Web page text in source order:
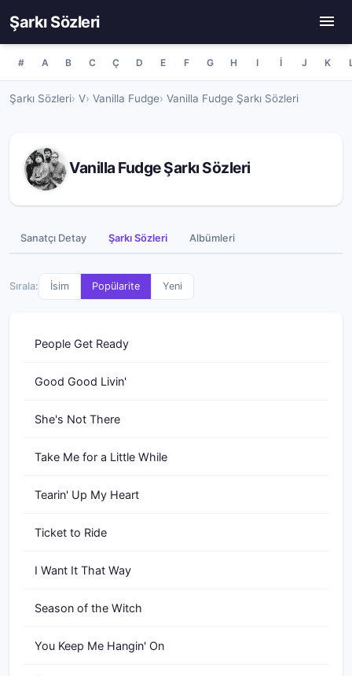
Şarkı Sözleri
# A B C Ç D E F G H I İ J K
Şarkı Sözleri V Vanilla Fudge Vanilla Fudge Şarkı Sözleri
Vanilla Fudge Şarkı Sözleri
Sanatçı Detay Şarkı Sözleri Albümleri
Sırala: İsim Popülarite Yeni
People Get Ready
Good Good Livin'
She's Not There
Take Me for a Little While
Tearin' Up My Heart
Ticket to Ride
I Want It That Way
Season of the Witch
You Keep Me Hangin' On